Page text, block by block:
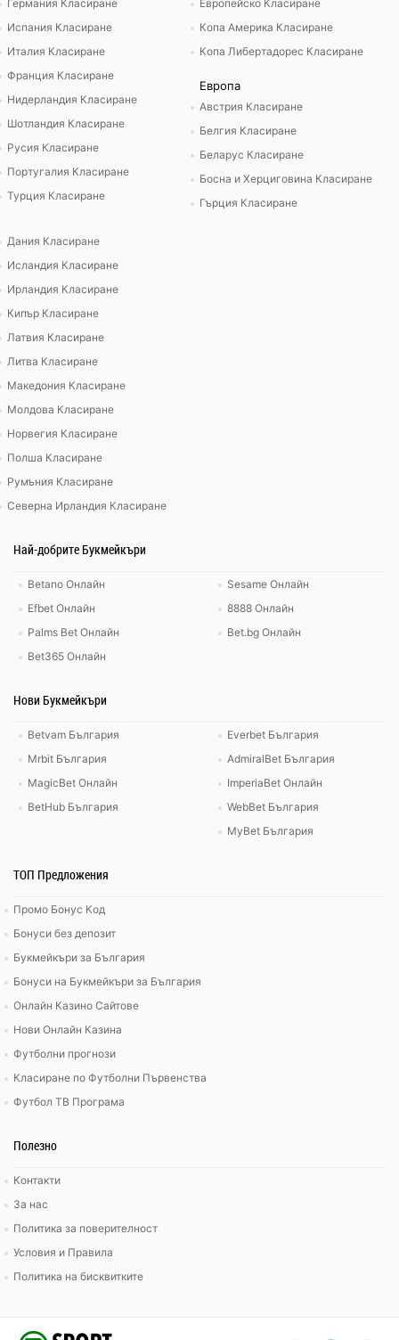
Германия Класиране
Испания Класиране
Италия Класиране
Франция Класиране
Нидерландия Класиране
Шотландия Класиране
Русия Класиране
Португалия Класиране
Турция Класиране
Европейско Класиране
Копа Америка Класиране
Копа Либертадорес Класиране
Европа
Австрия Класиране
Белгия Класиране
Беларус Класиране
Босна и Херциговина Класиране
Гърция Класиране
Дания Класиране
Исландия Класиране
Ирландия Класиране
Кипър Класиране
Латвия Класиране
Литва Класиране
Македония Класиране
Молдова Класиране
Норвегия Класиране
Полша Класиране
Румъния Класиране
Северна Ирландия Класиране
Най-добрите Букмейкъри
Betano Онлайн
Efbet Онлайн
Palms Bet Онлайн
Bet365 Онлайн
Sesame Онлайн
8888 Онлайн
Bet.bg Онлайн
Нови Букмейкъри
Betvam България
Mrbit България
MagicBet Онлайн
BetHub България
Everbet България
AdmiralBet България
ImperiaBet Онлайн
WebBet България
MyBet България
ТОП Предложения
Промо Бонус Код
Бонуси без депозит
Букмейкъри за България
Бонуси на Букмейкъри за България
Онлайн Казино Сайтове
Нови Онлайн Казина
Футболни прогнози
Класиране по Футболни Първенства
Футбол ТВ Програма
Полезно
Контакти
За нас
Политика за поверителност
Условия и Правила
Политика на бисквитките